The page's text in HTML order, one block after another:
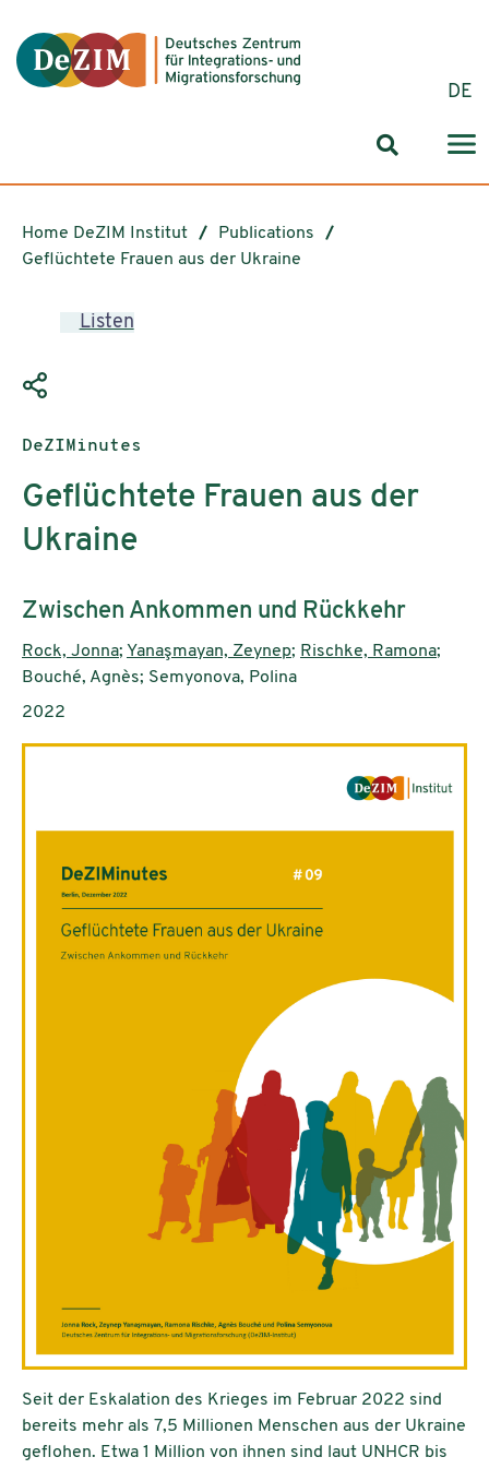
DE
Search
Home DeZIM Institut
Publications
Geflüchtete Frauen aus der Ukraine
Listen
Publication type:
DeZIMinutes
Geflüchtete Frauen aus der
Ukraine
Subtitle:
Zwischen Ankommen und Rückkehr
Authors:
Rock, Jonna; Yanaşmayan, Zeynep; Rischke, Ramona;
Bouché, Agnès; Semyonova, Polina
Publication year:
2022
Seit der Eskalation des Krieges im Februar 2022 sind
bereits mehr als 7,5 Millionen Menschen aus der Ukraine
geflohen. Etwa 1 Million von ihnen sind laut UNHCR bis